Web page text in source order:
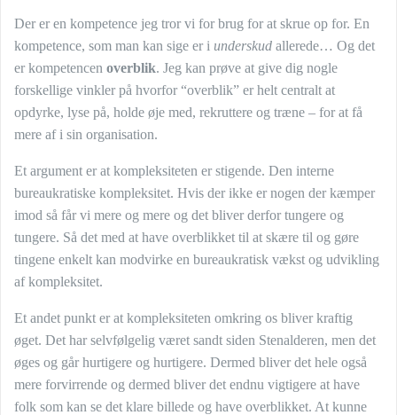
Der er en kompetence jeg tror vi for brug for at skrue op for. En
kompetence, som man kan sige er i underskud allerede… Og det
er kompetencen overblik. Jeg kan prøve at give dig nogle
forskellige vinkler på hvorfor “overblik” er helt centralt at
opdyrke, lyse på, holde øje med, rekruttere og træne – for at få
mere af i sin organisation.
Et argument er at kompleksiteten er stigende. Den interne
bureaukratiske kompleksitet. Hvis der ikke er nogen der kæmper
imod så får vi mere og mere og det bliver derfor tungere og
tungere. Så det med at have overblikket til at skære til og gøre
tingene enkelt kan modvirke en bureaukratisk vækst og udvikling
af kompleksitet.
Et andet punkt er at kompleksiteten omkring os bliver kraftig
øget. Det har selvfølgelig været sandt siden Stenalderen, men det
øges og går hurtigere og hurtigere. Dermed bliver det hele også
mere forvirrende og dermed bliver det endnu vigtigere at have
folk som kan se det klare billede og have overblikket. At kunne